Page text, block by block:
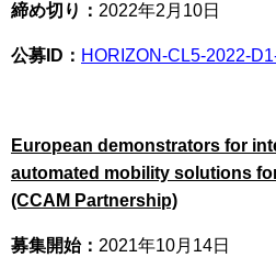
締め切り： 2022年2月10日
公募ID： HORIZON-CL5-2022-
European demonstrators for
automated mobility solutions
(CCAM Partnership)
募集開始： 2021年10月14日